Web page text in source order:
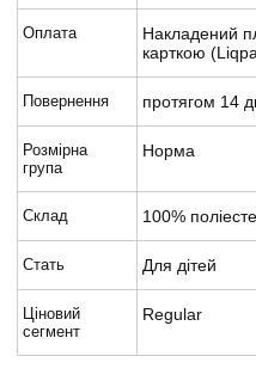
Оплата
Накладений
карткою
Повернення протягом 14
Розмірна
група
Норма
Склад 100%
Стать Для дітей
Ціновий
сегмент
Regular